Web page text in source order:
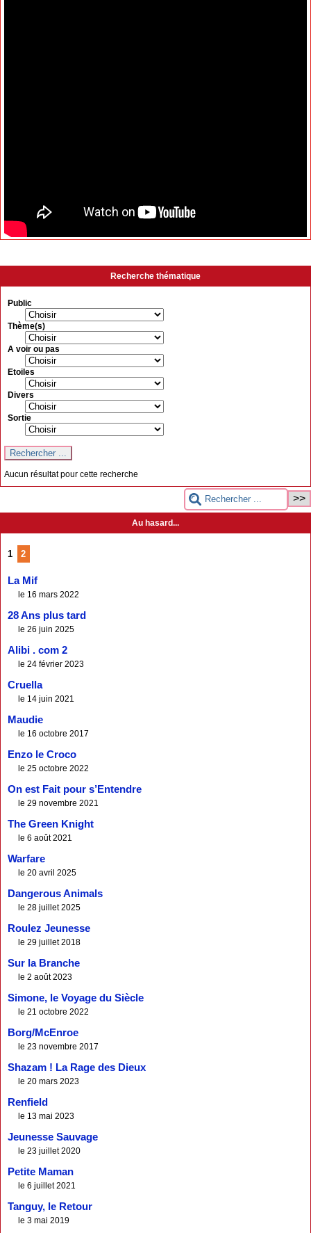
Recherche thématique
Public
Thème(s)
A voir ou pas
Etoiles
Divers
Sortie
Aucun résultat pour cette recherche
Au hasard...
1 2
La Mif
le 16 mars 2022
28 Ans plus tard
le 26 juin 2025
Alibi . com 2
le 24 février 2023
Cruella
le 14 juin 2021
Maudie
le 16 octobre 2017
Enzo le Croco
le 25 octobre 2022
On est Fait pour s’Entendre
le 29 novembre 2021
The Green Knight
le 6 août 2021
Warfare
le 20 avril 2025
Dangerous Animals
le 28 juillet 2025
Roulez Jeunesse
le 29 juillet 2018
Sur la Branche
le 2 août 2023
Simone, le Voyage du Siècle
le 21 octobre 2022
Borg/McEnroe
le 23 novembre 2017
Shazam ! La Rage des Dieux
le 20 mars 2023
Renfield
le 13 mai 2023
Jeunesse Sauvage
le 23 juillet 2020
Petite Maman
le 6 juillet 2021
Tanguy, le Retour
le 3 mai 2019